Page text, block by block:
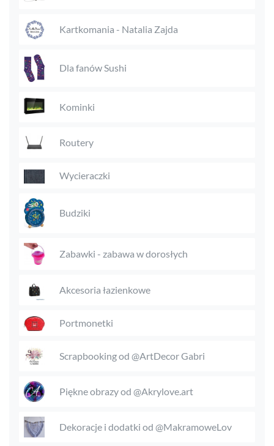
Kartkomania - Natalia Zajda
Dla fanów Sushi
Kominki
Routery
Wycieraczki
Budziki
Zabawki - zabawa w dorosłych
Akcesoria łazienkowe
Portmonetki
Scrapbooking od @ArtDecor Gabri
Piękne obrazy od @Akrylove.art
Dekoracje i dodatki od @MakramoweLov